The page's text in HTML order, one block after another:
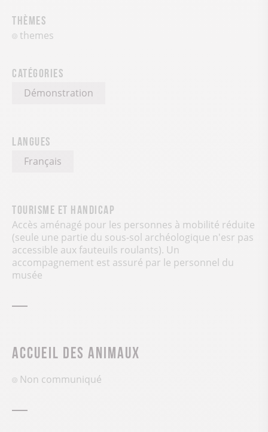
Thèmes
themes
Catégories
Démonstration
Langues
Français
Tourisme et handicap
Accès aménagé pour les personnes à mobilité réduite
(seule une partie du sous-sol archéologique n'esr pas
accessible aux fauteuils roulants). Un
accompagnement est assuré par le personnel du
musée
Accueil des animaux
Non communiqué